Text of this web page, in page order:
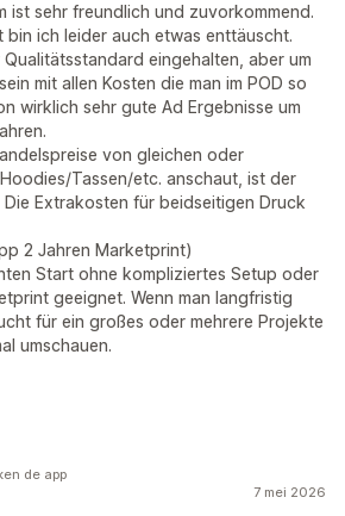
ist sehr freundlich und zuvorkommend.
bin ich leider auch etwas enttäuscht.
eingehalten, aber um
mit allen Kosten die man im POD so
wirklich sehr gute Ad Ergebnisse um
von gleichen oder
Tassen/etc. anschaut, ist der
Extrakosten für beidseitigen Druck
2 Jahren Marketprint)
Start ohne kompliziertes Setup oder
geeignet. Wenn man langfristig
für ein großes oder mehrere Projekte
umschauen.
7 mei 2026
de app